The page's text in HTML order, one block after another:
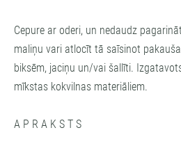
Cepure ar oderi, un nedaudz
maliņu vari atlocīt tā saīsinot
biksēm, jaciņu un/vai šallīti.
mīkstas kokvilnas materiāliem.
A P R A K S T S